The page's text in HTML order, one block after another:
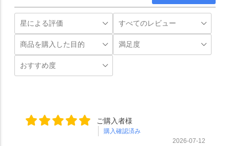
ご購入者様
購入確認済み
2026-07-12